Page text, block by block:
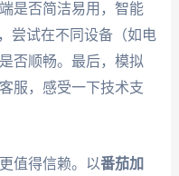
是否简洁易用，智能
尝试在不同设备（如电
否顺畅。最后，模拟
服，感受一下技术支
值得信赖。以番茄加